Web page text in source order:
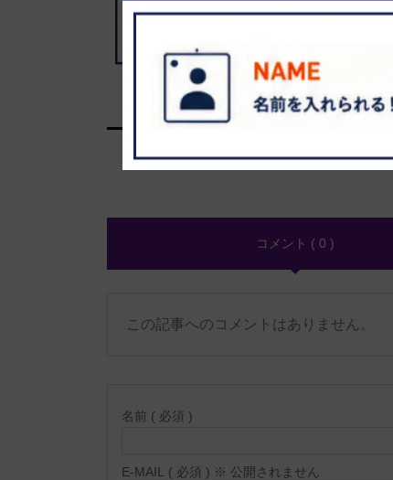
コメント ( 0 )
この記事へのコメントはありません。
名前 ( 必須 )
E-MAIL ( 必須 ) ※ 公開されません